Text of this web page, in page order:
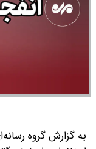
به گزارش گروه